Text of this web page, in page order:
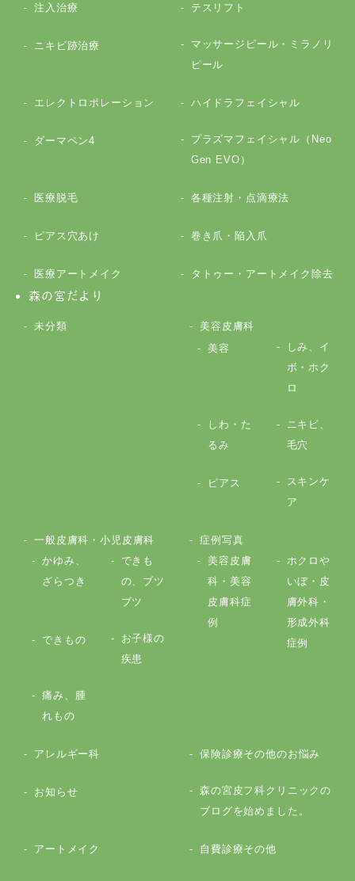
注入治療 テスリフト
ニキビ跡治療
マッサージピール・ミラノリ
ピール
エレクトロポレーション ハイドラフェイシャル
ダーマペン4
プラズマフェイシャル（Neo
Gen EVO）
医療脱毛 各種注射・点滴療法
ピアス穴あけ 巻き爪・陥入爪
医療アートメイク
タトゥー・アートメイク除去
森の宮だより
未分類
美容皮膚科
美容
しみ、イ
ボ・ホク
ロ
しわ・た
るみ
ニキビ、
毛穴
ピアス
スキンケ
ア
一般皮膚科・小児皮膚科
かゆみ、
ざらつき
できも
の、ブツ
ブツ
できもの
お子様の
疾患
痛み、腫
れもの
症例写真
美容皮膚
科・美容
皮膚科症
例
ホクロや
いぼ・皮
膚外科・
形成外科
症例
アレルギー科 保険診療その他のお悩み
お知らせ
森の宮皮フ科クリニックの
ブログを始めました。
アートメイク 自費診療その他